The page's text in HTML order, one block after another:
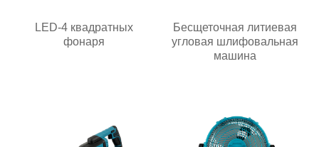
LED-4 квадратных
фонаря
Бесщеточная литиевая
угловая шлифовальная
машина